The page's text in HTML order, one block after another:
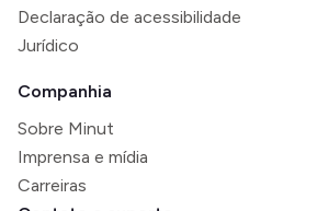
Declaração de acessibilidade
Jurídico
Companhia
Sobre Minut
Imprensa e mídia
Carreiras